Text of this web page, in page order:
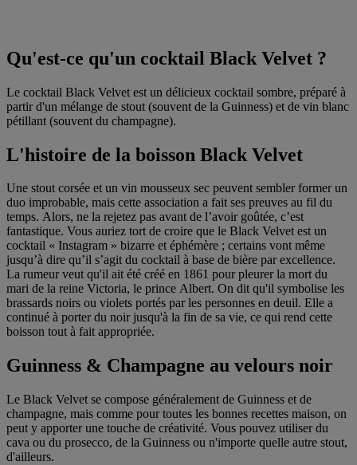
Qu'est-ce qu'un cocktail Black Velvet ?
Le cocktail Black Velvet est un délicieux cocktail sombre, préparé à
partir d'un mélange de stout (souvent de la Guinness) et de vin blanc
pétillant (souvent du champagne).
L'histoire de la boisson Black Velvet
Une stout corsée et un vin mousseux sec peuvent sembler former un
duo improbable, mais cette association a fait ses preuves au fil du
temps. Alors, ne la rejetez pas avant de l’avoir goûtée, c’est
fantastique. Vous auriez tort de croire que le Black Velvet est un
cocktail « Instagram » bizarre et éphémère ; certains vont même
jusqu’à dire qu’il s’agit du cocktail à base de bière par excellence.
La rumeur veut qu'il ait été créé en 1861 pour pleurer la mort du
mari de la reine Victoria, le prince Albert. On dit qu'il symbolise les
brassards noirs ou violets portés par les personnes en deuil. Elle a
continué à porter du noir jusqu'à la fin de sa vie, ce qui rend cette
boisson tout à fait appropriée.
Guinness & Champagne au velours noir
Le Black Velvet se compose généralement de Guinness et de
champagne, mais comme pour toutes les bonnes recettes maison, on
peut y apporter une touche de créativité. Vous pouvez utiliser du
cava ou du prosecco, de la Guinness ou n'importe quelle autre stout,
d'ailleurs.